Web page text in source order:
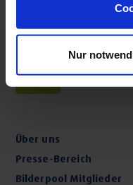
Nur
Über uns
Presse-Bereich
Bilderpool Mitglieder